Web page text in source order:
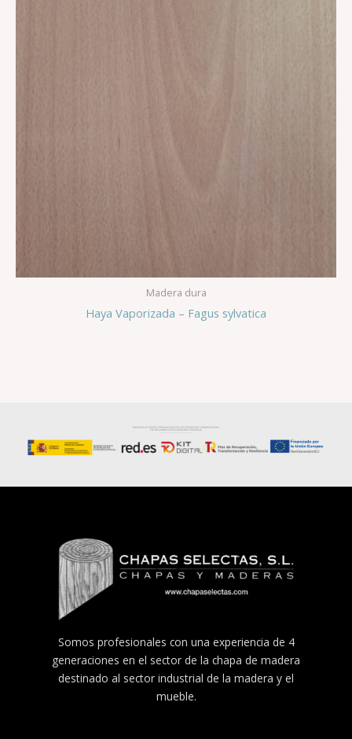
Madera dura
Haya Vaporizada – Fagus sylvatica
Somos profesionales con una experiencia de 4
generaciones en el sector de la chapa de madera
destinado al sector industrial de la madera y el
mueble.